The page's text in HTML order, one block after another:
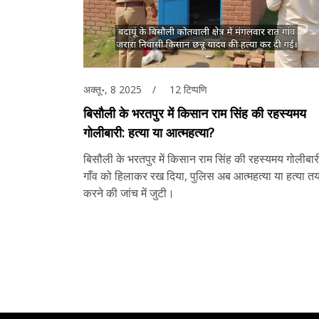
अक्तू॰, 8 2025 12 टिप्पणि
बिसौली के भरतपुर में किसान राम सिंह की रहस्यमय
गोलीबारी: हत्या या आत्महत्या?
बिसौली के भरतपुर में किसान राम सिंह की रहस्यमय
गाँव को हिलाकर रख दिया, पुलिस अब आत्महत्या या हत्या
करने की जांच में जुटी।